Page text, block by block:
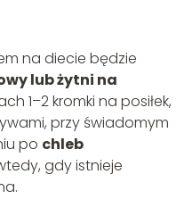
na diecie będzie
lub żytni na
1–2 kromki na posiłek,
przy świadomym
po chleb
gdy istnieje